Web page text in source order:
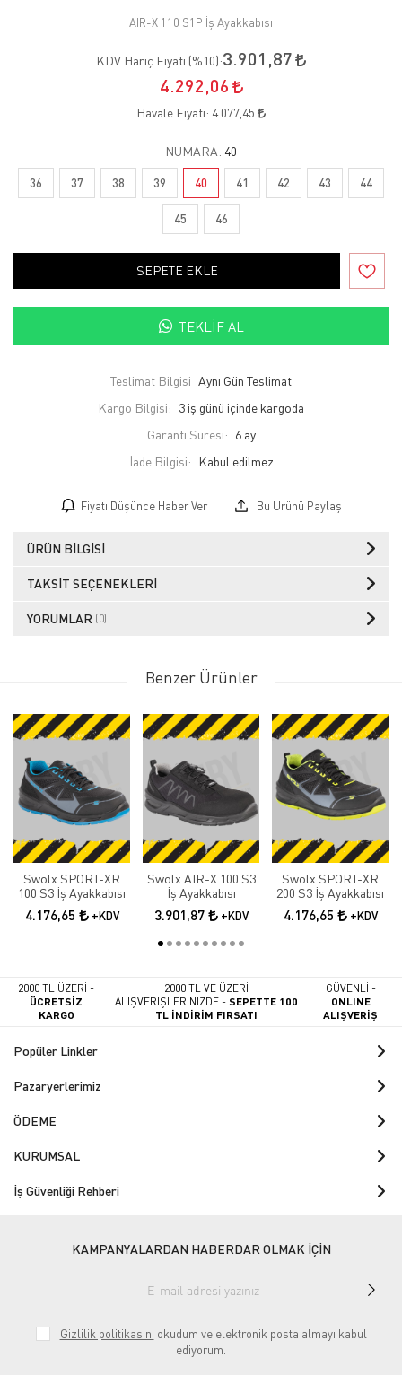
AIR-X 110 S1P İş Ayakkabısı
KDV Hariç Fiyatı (%10):3.901,87
4.292,06
Havale Fiyatı: 4.077,45
NUMARA: 40
36 37 38 39 40 41 42 43 44
45 46
SEPETE EKLE
TEKLIF AL
Teslimat Bilgisi Aynı Gün Teslimat
Kargo Bilgisi: 3 iş günü içinde kargoda
Garanti Süresi: 6 ay
İade Bilgisi:
Fiyatı Düşünce Haber Ver Bu Ürünü Paylaş
ÜRÜN BILGISI
TAKSIT SEÇENEKLERI
YORUMLAR (0)
Benzer Ürünler
Swolx SPORT-XR
100 S3 İş Ayakkabısı
4.176,65 +KDV
Swolx AIR-X 100 S3
İş Ayakkabısı
3.901,87 +KDV
Swolx SPORT-XR
200 S3 İş Ayakkabısı
4.176,65 +KDV
2000 TL ÜZERİ -
ÜCRETSİZ
KARGO
2000 TL VE ÜZERİ
ALIŞVERİŞLERİNİZDE -SEPETTE 100
TL İNDİRİM FIRSATI
GÜVENLİ -
ONLINE
ALIŞVERİŞ
Popüler Linkler
Pazaryerlerimiz
ÖDEME
KURUMSAL
İş Güvenliği Rehberi
KAMPANYALARDAN HABERDAR OLMAK İÇİN
Gizlilik politikasını okudum ve elektronik posta almayı kabul
ediyorum.